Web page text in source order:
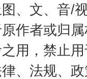
图、文、音/
作者或归
用，禁止
、法规、
” 法